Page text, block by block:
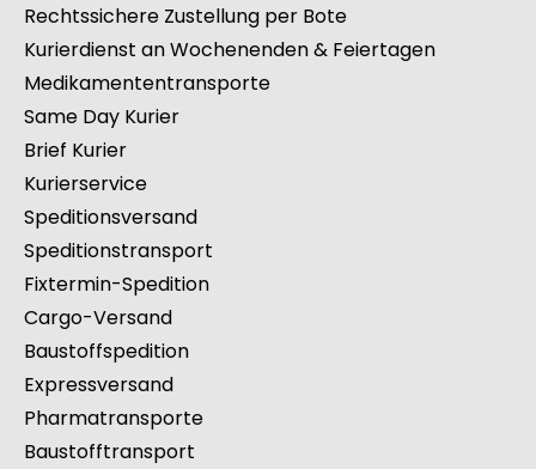
Rechtssichere Zustellung per Bote
Kurierdienst an Wochenenden & Feiertagen
Medikamententransporte
Same Day Kurier
Brief Kurier
Kurierservice
Speditionsversand
Speditionstransport
Fixtermin-Spedition
Cargo-Versand
Baustoffspedition
Expressversand
Pharmatransporte
Baustofftransport